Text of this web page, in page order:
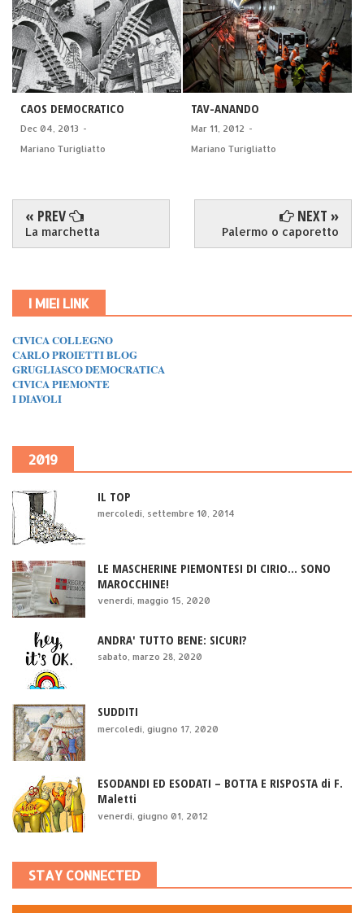
CAOS DEMOCRATICO
Dec 04, 2013 -
Mariano Turigliatto
TAV-ANANDO
Mar 11, 2012 -
Mariano Turigliatto
« PREV
La marchetta
NEXT »
Palermo o caporetto
I MIEI LINK
CIVICA COLLEGNO
CARLO PROIETTI BLOG
GRUGLIASCO DEMOCRATICA
CIVICA PIEMONTE
I DIAVOLI
2019
IL TOP
mercoledì, settembre 10, 2014
LE MASCHERINE PIEMONTESI DI CIRIO... SONO
MAROCCHINE!
venerdì, maggio 15, 2020
ANDRA' TUTTO BENE: SICURI?
sabato, marzo 28, 2020
SUDDITI
mercoledì, giugno 17, 2020
ESODANDI ED ESODATI – BOTTA E RISPOSTA di F.
Maletti
venerdì, giugno 01, 2012
STAY CONNECTED